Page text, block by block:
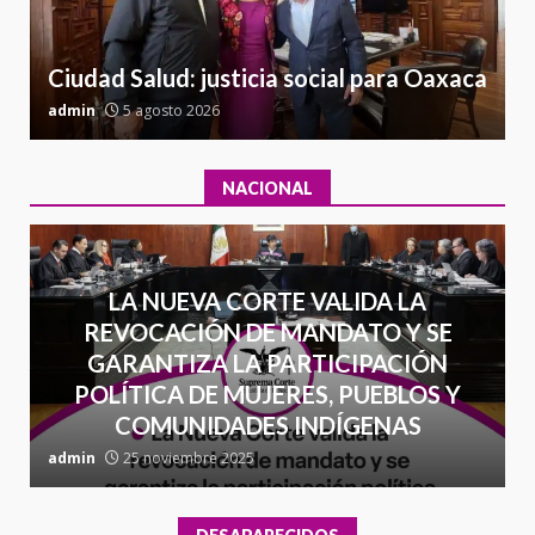
7
26 junio 2026
Ciudad Salud: justicia social para Oaxaca
admin 5 agosto 2026
NACIONAL
LA NUEVA CORTE VALIDA LA
REVOCACIÓN DE MANDATO Y SE
GARANTIZA LA PARTICIPACIÓN
POLÍTICA DE MUJERES, PUEBLOS Y
COMUNIDADES INDÍGENAS
admin 25 noviembre 2025